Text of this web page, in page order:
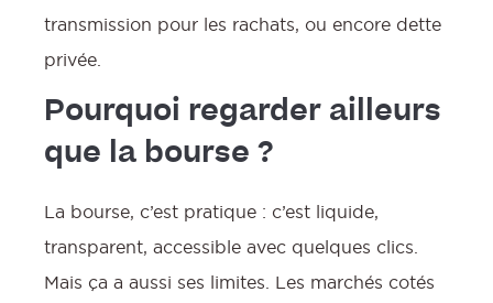
transmission pour les rachats, ou encore dette
privée.
Pourquoi regarder ailleurs
que la bourse ?
La bourse, c’est pratique : c’est liquide,
transparent, accessible avec quelques clics.
Mais ça a aussi ses limites. Les marchés cotés